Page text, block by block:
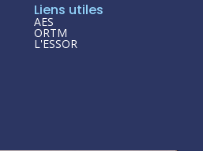
Liens utiles
AES
ORTM
L'ESSOR